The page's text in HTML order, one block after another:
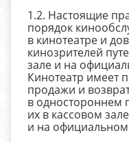
1.2. Настоящие
порядок
в кинотеатре и
кинозрителей
зале и на
Кинотеатр имеет
продажи и
в одностороннем
их в кассовом
и на официальном